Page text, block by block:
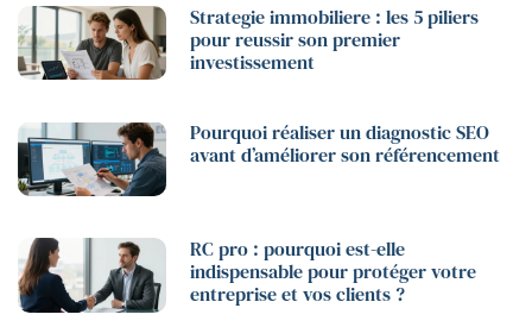
Strategie immobiliere : les 5 piliers
pour reussir son premier
investissement
Pourquoi réaliser un diagnostic SEO
avant d’améliorer son référencement
RC pro : pourquoi est-elle
indispensable pour protéger votre
entreprise et vos clients ?